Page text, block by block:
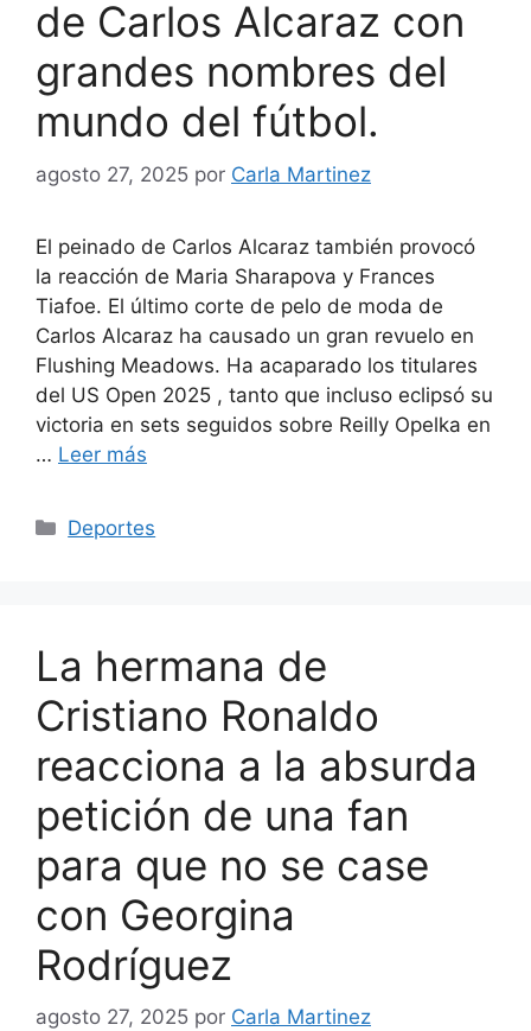
de Carlos Alcaraz con
grandes nombres del
mundo del fútbol.
agosto 27, 2025 por Carla Martinez
El peinado de Carlos Alcaraz también provocó
la reacción de Maria Sharapova y Frances
Tiafoe. El último corte de pelo de moda de
Carlos Alcaraz ha causado un gran revuelo en
Flushing Meadows. Ha acaparado los titulares
del US Open 2025 , tanto que incluso eclipsó su
victoria en sets seguidos sobre Reilly Opelka en
… Leer más
Categorías
Deportes
La hermana de
Cristiano Ronaldo
reacciona a la absurda
petición de una fan
para que no se case
con Georgina
Rodríguez
agosto 27, 2025 por Carla Martinez